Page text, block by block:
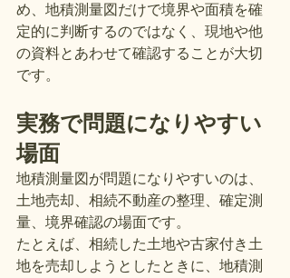
め、地積測量図だけで境界や面積を確
定的に判断するのではなく、現地や他
の資料とあわせて確認することが大切
です。
実務で問題になりやすい
場面
地積測量図が問題になりやすいのは、
土地売却、相続不動産の整理、確定測
量、境界確認の場面です。
たとえば、相続した土地や古家付き土
地を売却しようとしたときに、地積測